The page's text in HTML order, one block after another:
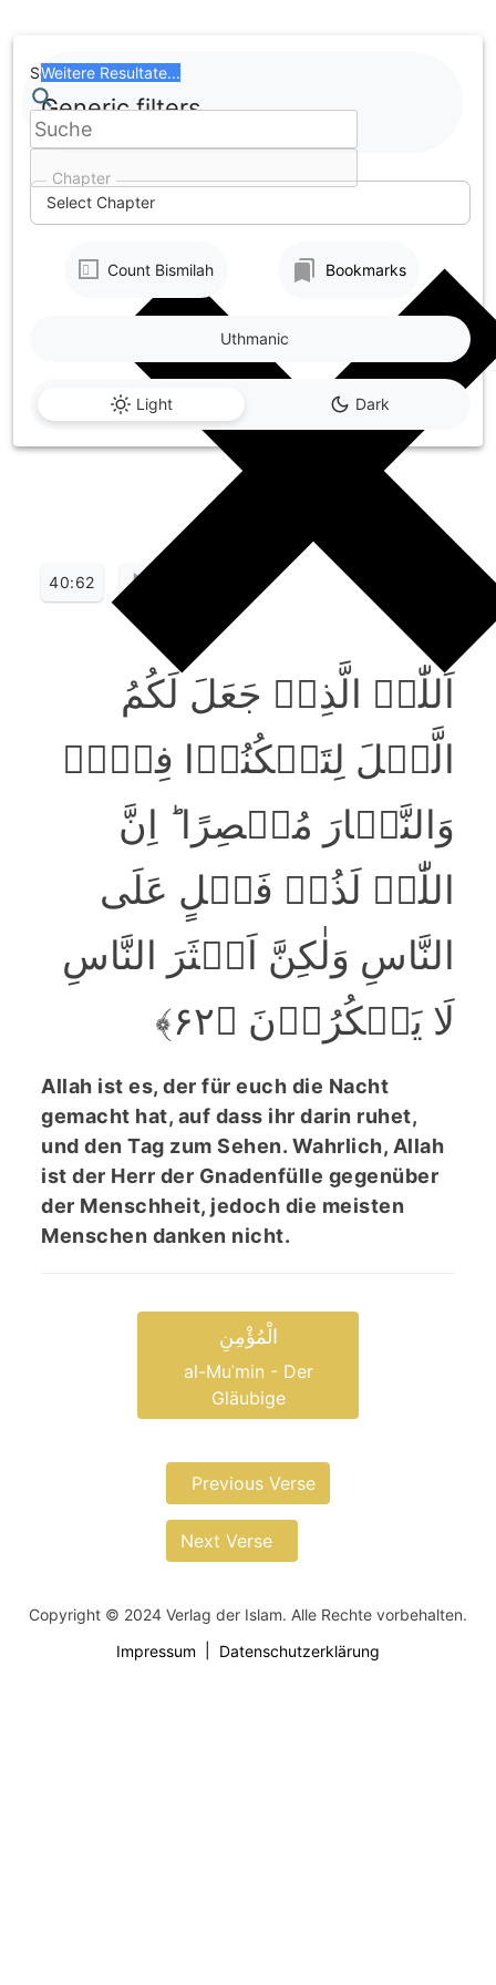
to
content
Chapter
Select Chapter
Search
Weitere Resultate...
Generic filters
Count Bismilah Bookmarks
Light Dark
Uthmanic
40:62
اَللّٰہُ الَّذِیۡ جَعَلَ لَکُمُ
الَّیۡلَ لِتَسۡکُنُوۡا فِیۡہِ
وَالنَّہَارَ مُبۡصِرًا ؕ اِنَّ
اللّٰہَ لَذُوۡ فَضۡلٍ عَلَی
النَّاسِ وَلٰکِنَّ اَکۡثَرَ النَّاسِ
لَا یَشۡکُرُوۡنَ ﴿۶۲﴾
Allah ist es, der für euch die Nacht
gemacht hat, auf dass ihr darin ruhet,
und den Tag zum Sehen. Wahrlich, Allah
ist der Herr der Gnadenfülle gegenüber
der Menschheit, jedoch die meisten
Menschen danken nicht.
الْمُؤْمِنِ
al-Muʾmin - Der
Gläubige
Previous Verse
Next Verse
Copyright © 2024 Verlag der Islam. Alle Rechte vorbehalten.
Impressum
Datenschutzerklärung